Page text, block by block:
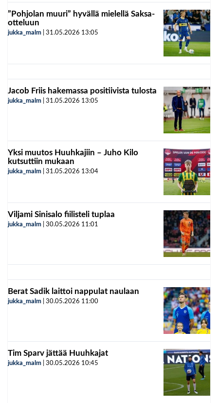
”Pohjolan muuri” hyvällä mielellä Saksa-
otteluun
jukka_malm 31.05.2026 13:05
Jacob Friis hakemassa positiivista tulosta
jukka_malm 31.05.2026 13:05
Yksi muutos Huuhkajiin – Juho Kilo
kutsuttiin mukaan
jukka_malm 31.05.2026 13:04
Viljami Sinisalo fiilisteli tuplaa
jukka_malm 30.05.2026 11:01
Berat Sadik laittoi nappulat naulaan
jukka_malm 30.05.2026 11:00
Tim Sparv jättää Huuhkajat
jukka_malm 30.05.2026 10:45